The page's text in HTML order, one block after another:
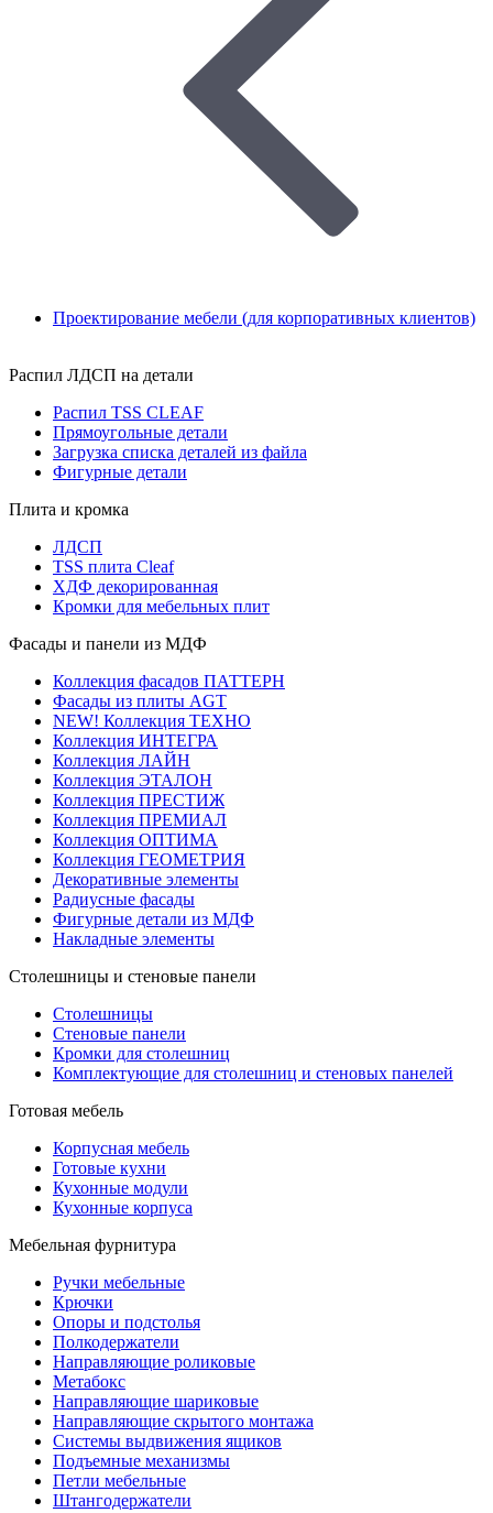
Проектирование мебели (для корпоративных клиентов)
Распил ЛДСП на детали
Распил TSS CLEAF
Прямоугольные детали
Загрузка списка деталей из файла
Фигурные детали
Плита и кромка
ЛДСП
TSS плита Cleaf
ХДФ декорированная
Кромки для мебельных плит
Фасады и панели из МДФ
Коллекция фасадов ПАТТЕРН
Фасады из плиты AGT
NEW! Коллекция ТЕХНО
Коллекция ИНТЕГРА
Коллекция ЛАЙН
Коллекция ЭТАЛОН
Коллекция ПРЕСТИЖ
Коллекция ПРЕМИАЛ
Коллекция ОПТИМА
Коллекция ГЕОМЕТРИЯ
Декоративные элементы
Радиусные фасады
Фигурные детали из МДФ
Накладные элементы
Столешницы и стеновые панели
Столешницы
Стеновые панели
Кромки для столешниц
Комплектующие для столешниц и стеновых панелей
Готовая мебель
Корпусная мебель
Готовые кухни
Кухонные модули
Кухонные корпуса
Мебельная фурнитура
Ручки мебельные
Крючки
Опоры и подстолья
Полкодержатели
Направляющие роликовые
Метабокс
Направляющие шариковые
Направляющие скрытого монтажа
Системы выдвижения ящиков
Подъемные механизмы
Петли мебельные
Штангодержатели